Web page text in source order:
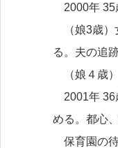
2000年 35
（娘3歳）
る。夫の追
（娘４歳）
2001年 36
める。都心
保育園の待